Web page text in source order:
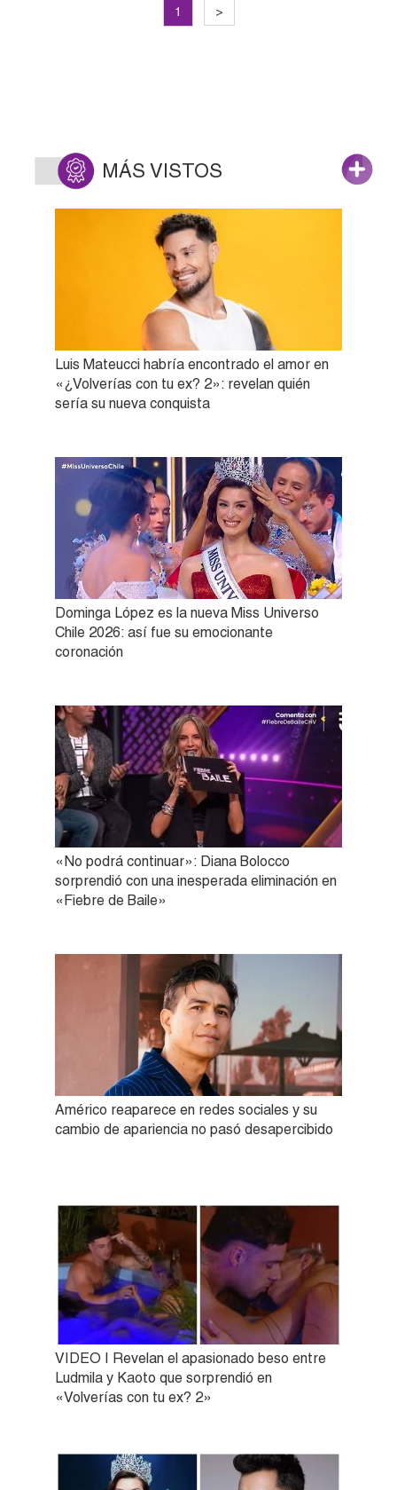
1 >
MÁS VISTOS
Luis Mateucci habría encontrado el amor en
«¿Volverías con tu ex? 2»: revelan quién
sería su nueva conquista
Dominga López es la nueva Miss Universo
Chile 2026: así fue su emocionante
coronación
«No podrá continuar»: Diana Bolocco
sorprendió con una inesperada eliminación en
«Fiebre de Baile»
Américo reaparece en redes sociales y su
cambio de apariencia no pasó desapercibido
VIDEO | Revelan el apasionado beso entre
Ludmila y Kaoto que sorprendió en
«Volverías con tu ex? 2»